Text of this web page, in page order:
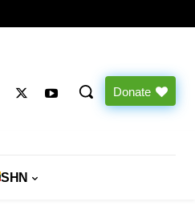
Donate
SHN